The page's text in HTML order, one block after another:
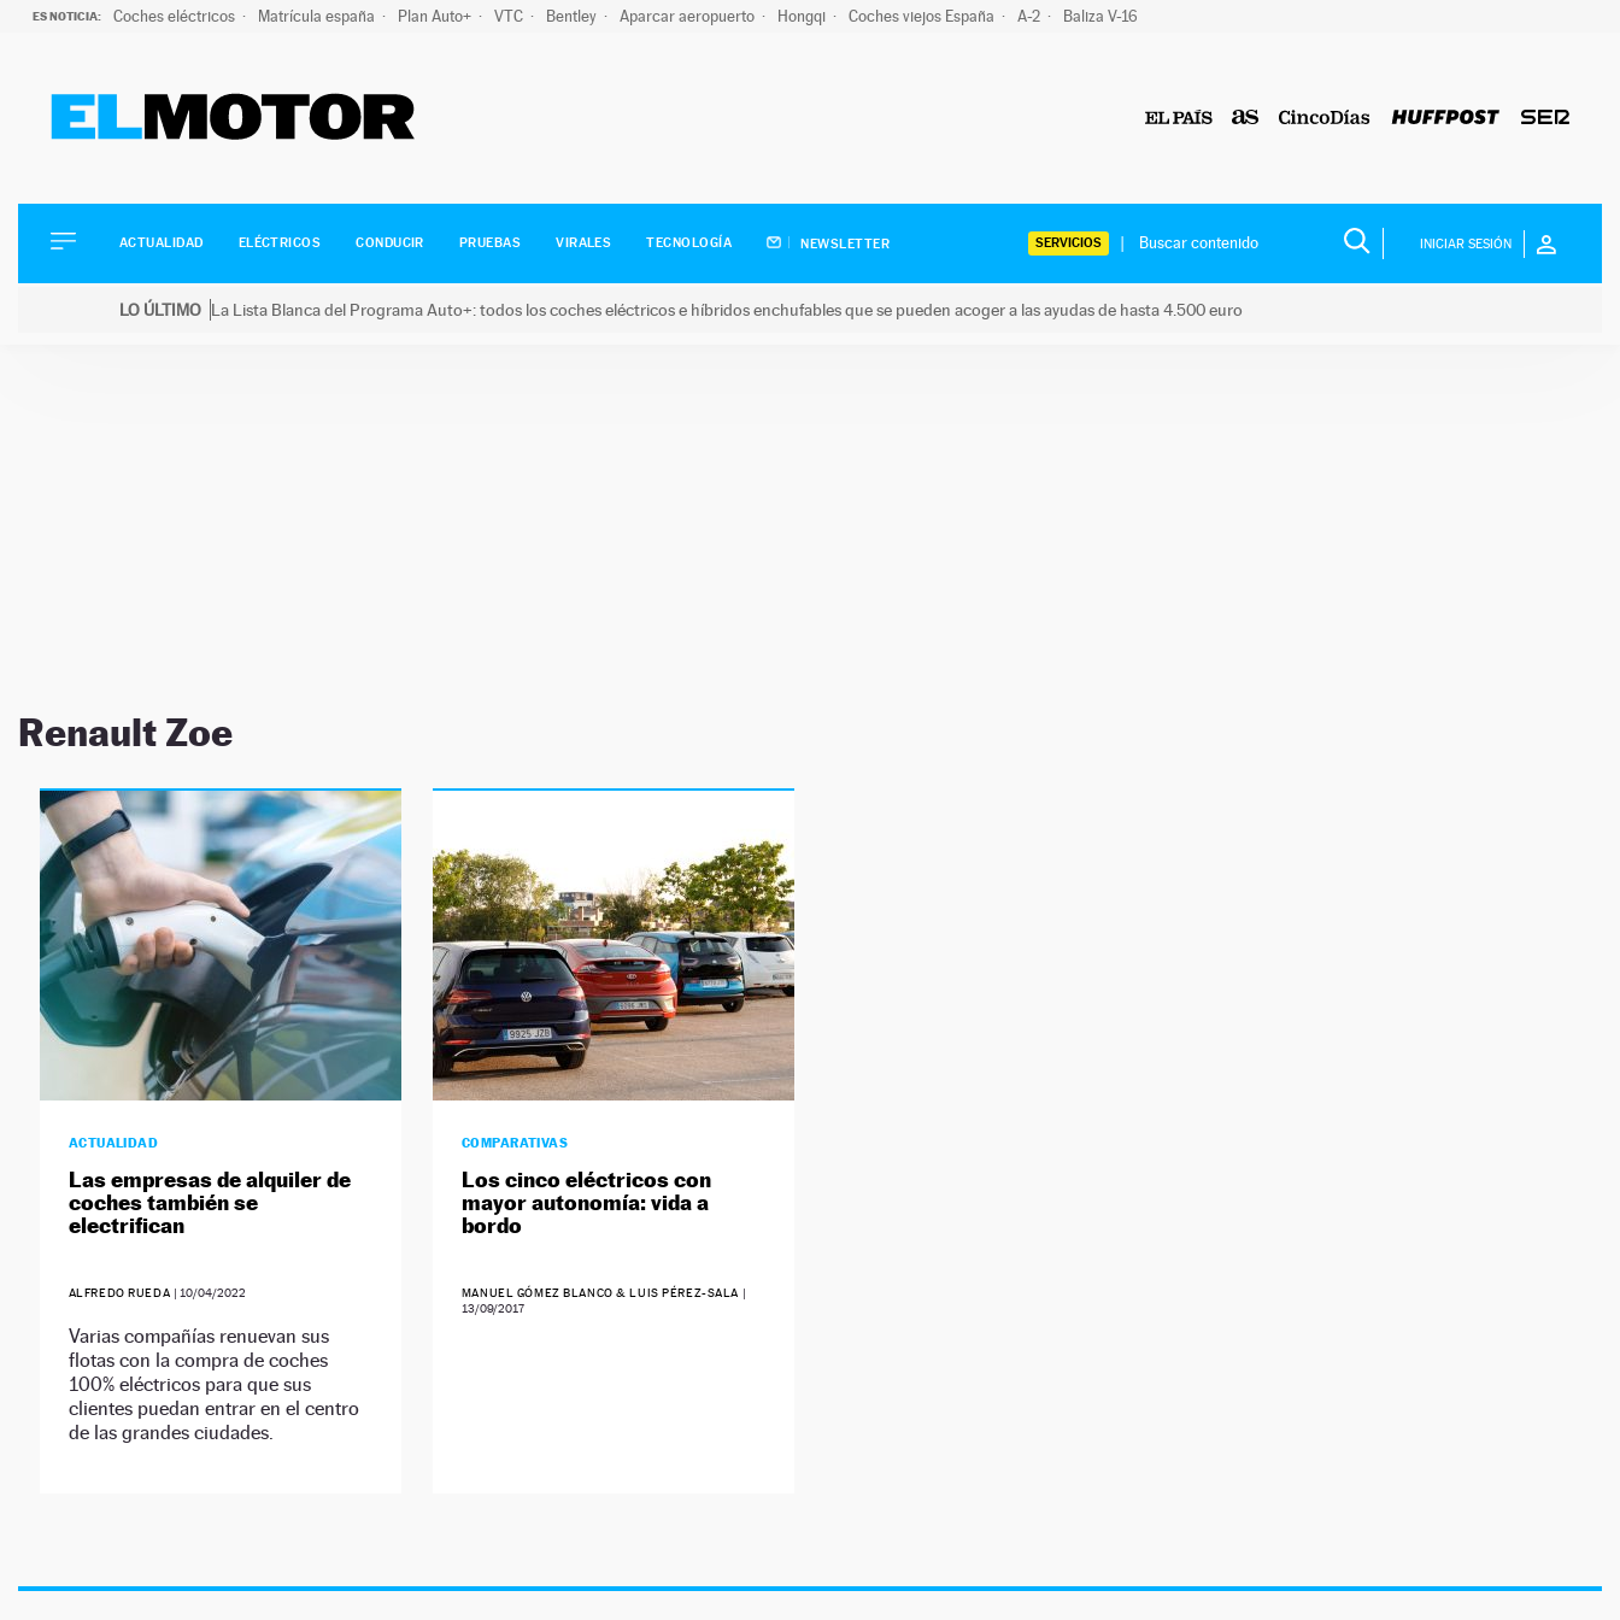
ES NOTICIA: Coches eléctricos Matrícula españa Plan Auto+ VTC Bentley Aparcar aeropuerto Hongqi Coches viejos España A-2 Baliza V-16
ELÉCTRICOS
CONDUCIR
ACTUALIDAD ELÉCTRICOS CONDUCIR PRUEBAS VIRALES TECNOLOGÍA NEWSLETTER SERVICIOS INICIAR SESIÓN
LO ÚLTIMO La Lista Blanca del Programa Auto+: todos los coches eléctricos e híbridos enchufables que se pueden acoger a las ayudas de hasta 4.500 euro
Renault Zoe
ACTUALIDAD
Las empresas de alquiler de
coches también se
electrifican
ALFREDO RUEDA | 10/04/2022
Varias compañías renuevan sus
flotas con la compra de coches
100% eléctricos para que sus
clientes puedan entrar en el centro
de las grandes ciudades.
COMPARATIVAS
Los cinco eléctricos con
mayor autonomía: vida a
bordo
MANUEL GÓMEZ BLANCO & LUIS PÉREZ-SALA |
13/09/2017